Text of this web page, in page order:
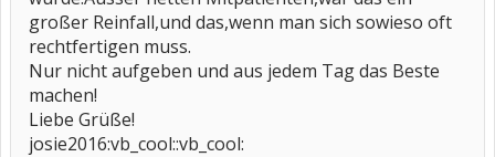
großer Reinfall,und das,wenn man sich sowieso oft
rechtfertigen muss.
Nur nicht aufgeben und aus jedem Tag das Beste
machen!
Liebe Grüße!
josie2016:vb_cool::vb_cool: